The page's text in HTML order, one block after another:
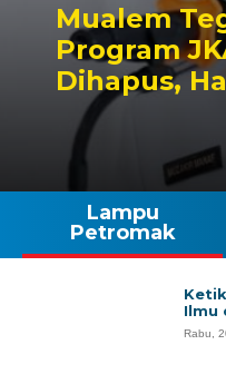
Mualem
Program
Dihapus,
Lampu
Petromak
Ilmu
Rabu,